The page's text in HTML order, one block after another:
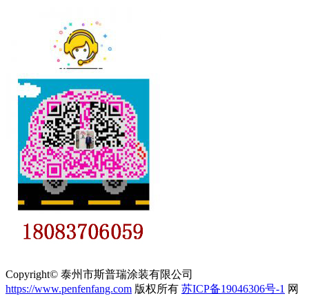
Copyright© 泰州市斯普瑞涂装有限公司
https://www.penfenfang.com 版权所有 苏ICP备19046306号-1 网